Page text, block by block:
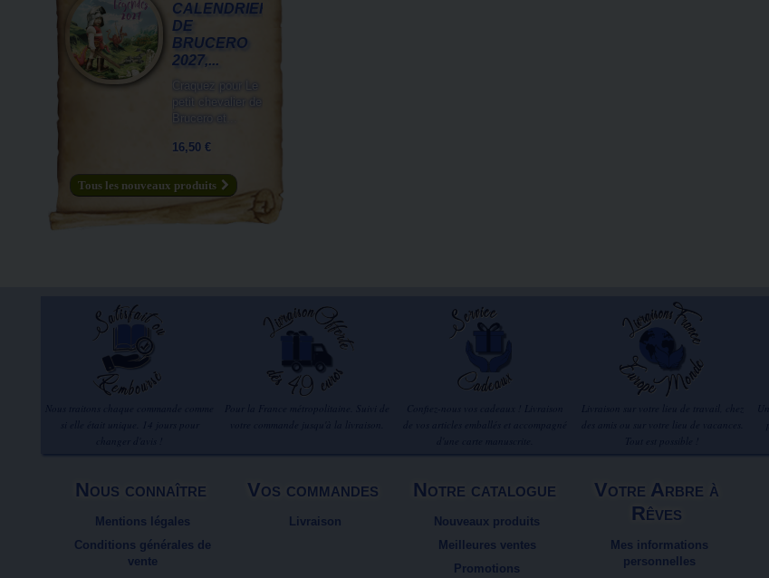
CALENDRIER
DE
BRUCERO
2027,...
Craquez pour Le
petit chevalier de
Brucero et...
16,50 €
Tous les nouveaux produits
Nous connaître
Mentions légales
Conditions générales de
vente
Vos commandes
Livraison
Notre catalogue
Nouveaux produits
Meilleures ventes
Promotions
Votre Arbre à
Rêves
Mes informations
personnelles